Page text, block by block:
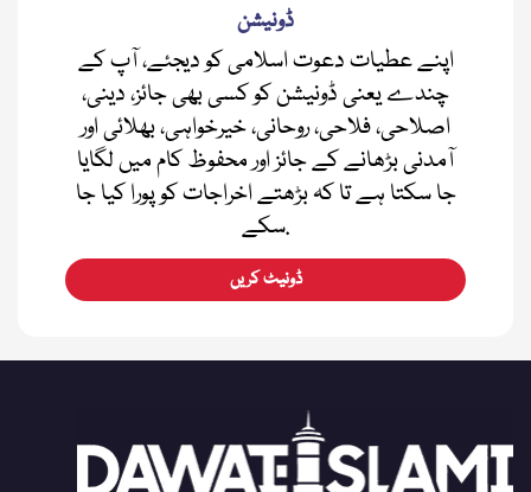
ڈونیشن
اپنے عطیات دعوت اسلامی کو دیجئے، آپ کے
چندے یعنی ڈونیشن کو کسی بھی جائز، دینی،
اصلاحی، فلاحی، روحانی، خیرخواہی، بھلائی اور
آمدنی بڑھانے کے جائز اور محفوظ کام میں لگایا
جا سکتا ہے تا کہ بڑھتے اخراجات کو پورا کیا جا
سکے.
ڈونیٹ کریں